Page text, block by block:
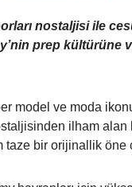
nostaljisi ile
prep kültürüne
ve moda ikonu
ilham alan
bir orijinallik öne